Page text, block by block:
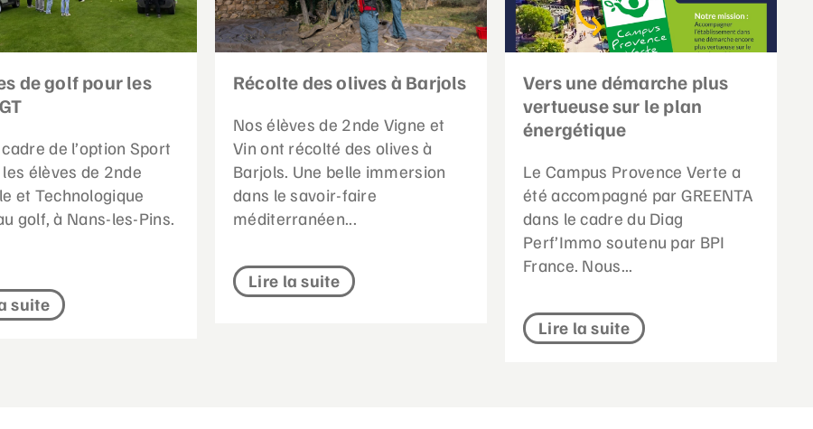
de golf pour les
de l’option Sport
élèves de 2nde
et Technologique
golf, à Nans-les-Pins.
suite
Récolte des olives à Barjols
Nos élèves de 2nde Vigne et
Vin ont récolté des olives à
Barjols. Une belle immersion
dans le savoir-faire
méditerranéen...
Lire la suite
Vers une démarche plus
vertueuse sur le plan
énergétique
Le Campus Provence Verte a
été accompagné par GREENTA
dans le cadre du Diag
Perf’Immo soutenu par BPI
France. Nous...
Lire la suite